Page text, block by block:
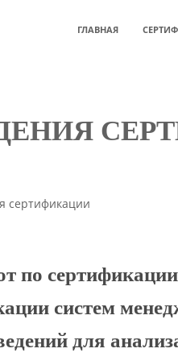
ГЛАВНАЯ
сертификации
по сертификации
в Системе могут быть
а также
систем
для